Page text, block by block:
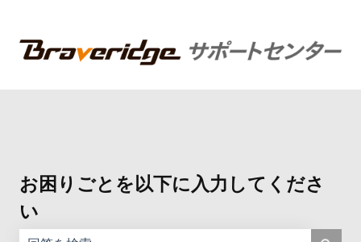
お困りごとを以下に入力してくださ
い